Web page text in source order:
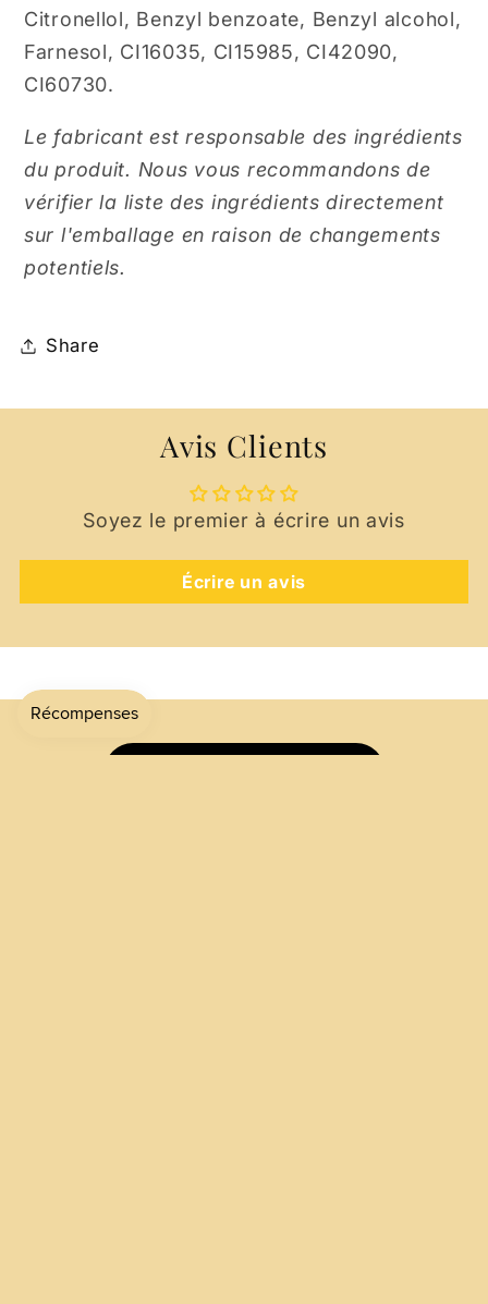
Citronellol, Benzyl benzoate, Benzyl alcohol,
Farnesol, CI16035, CI15985, CI42090,
CI60730.
Le fabricant est responsable des ingrédients
du produit. Nous vous recommandons de
vérifier la liste des ingrédients directement
sur l'emballage en raison de changements
potentiels.
Share
Avis Clients
Soyez le premier à écrire un avis
Écrire un avis